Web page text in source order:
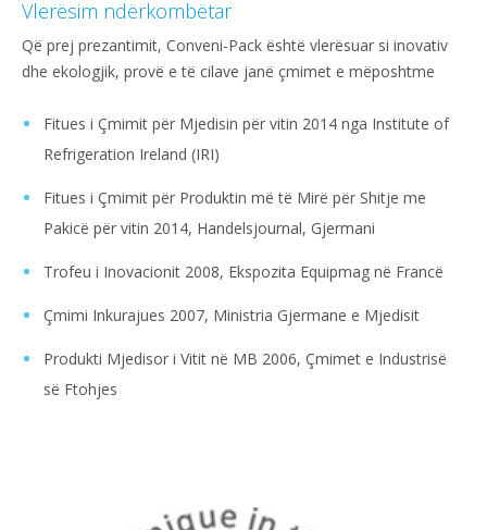
Vlerësim ndërkombëtar
Që prej prezantimit, Conveni-Pack është vlerësuar si inovativ
dhe ekologjik, provë e të cilave janë çmimet e mëposhtme
Fitues i Çmimit për Mjedisin për vitin 2014 nga Institute of
Refrigeration Ireland (IRI)
Fitues i Çmimit për Produktin më të Mirë për Shitje me
Pakicë për vitin 2014, Handelsjournal, Gjermani
Trofeu i Inovacionit 2008, Ekspozita Equipmag në Francë
Çmimi Inkurajues 2007, Ministria Gjermane e Mjedisit
Produkti Mjedisor i Vitit në MB 2006, Çmimet e Industrisë
së Ftohjes